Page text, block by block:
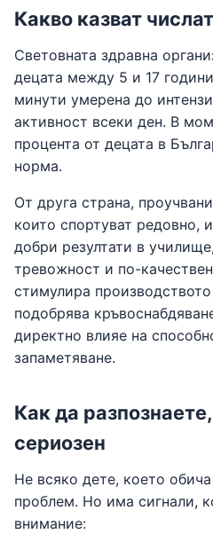
Какво казват
Световната здравна
децата между 5 и 17
минути умерена до
активност всеки ден. В
процента от децата в
норма.
От друга страна,
които спортуват редовно,
добри резултати в
тревожност и по-
стимулира
подобрява
директно влияе на
запаметяване.
Как да
сериозен
Не всяко дете, което
проблем. Но има сигнали,
внимание: